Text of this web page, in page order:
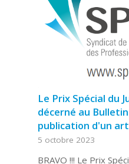
Le Prix Spécial du
décerné au
publication d'un
5 octobre 2023
BRAVO !!! Le Prix